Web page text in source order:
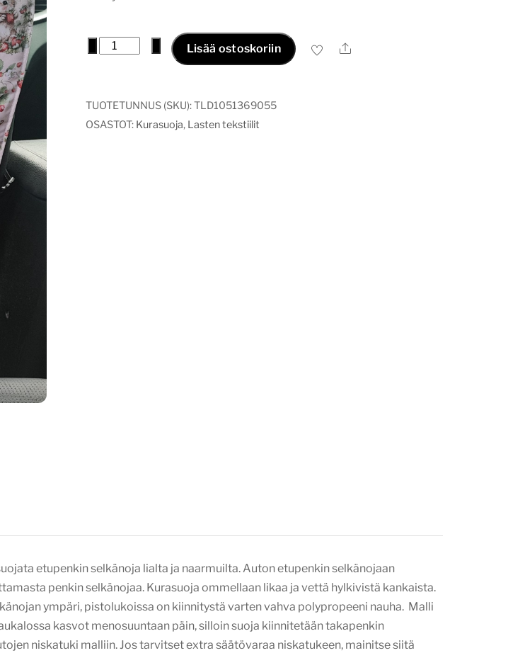
Kurasuoja
määrä
Lisää ostoskoriin Ale
TUOTETUNNUS (SKU):TLD1051369055
OSASTOT: Kurasuoja, Lasten tekstiilit
etupenkin selkänoja lialta ja naarmuilta. Auton etupenkin selkänojaan
penkin selkänojaa. Kurasuoja ommellaan likaa ja vettä hylkivistä kankaista.
ympäri, pistolukoissa on kiinnitystä varten vahva polypropeeni nauha. Malli
kasvot menosuuntaan päin, silloin suoja kiinnitetään takapenkin
niskatuki malliin. Jos tarvitset extra säätövaraa niskatukeen, mainitse siitä